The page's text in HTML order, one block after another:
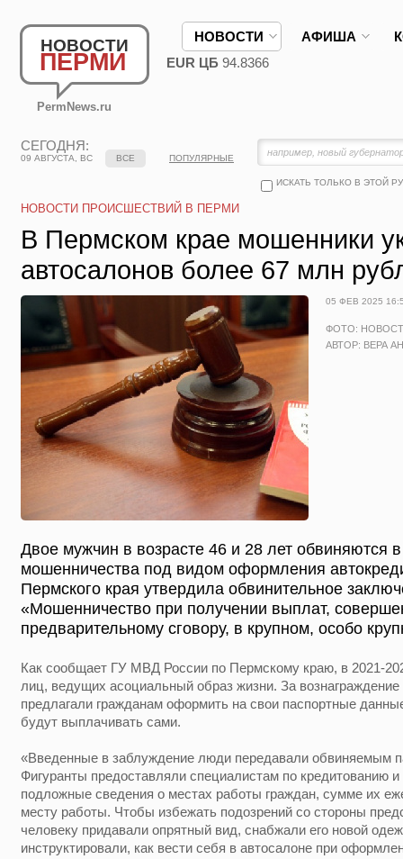
НОВОСТИ
ПЕРМИ
PermNews.ru
НОВОСТИ АФИША
EUR ЦБ 94.8366
СЕГОДНЯ:
09 АВГУСТА, ВС
ИСКАТЬ ТОЛЬКО В ЭТОЙ
ВСЕ ПОПУЛЯРНЫЕ
НОВОСТИ ПРОИСШЕСТВИЙ В ПЕРМИ
В Пермском крае мошенники
автосалонов более 67 млн
05 ФЕВ 2025
ФОТО:
АВТОР: ВЕРА
Двое мужчин в возрасте 46 и 28 лет обвиняются
мошенничества под видом оформления
Пермского края утвердила обвинительное
«Мошенничество при получении выплат,
предварительному сговору, в крупном, особо
Как сообщает ГУ МВД России по Пермскому краю, в 2021-
лиц, ведущих асоциальный образ жизни. За
предлагали гражданам оформить на свои паспортные
будут выплачивать сами.
«Введенные в заблуждение люди передавали обвиняемым
Фигуранты предоставляли специалистам по кредитованию
подложные сведения о местах работы граждан, сумме их
месту работы. Чтобы избежать подозрений со стороны
человеку придавали опрятный вид, снабжали его новой
инструктировали, как вести себя в автосалоне при